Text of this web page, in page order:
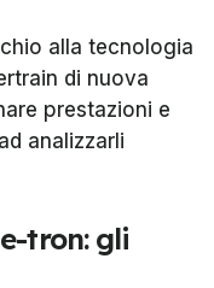
alla tecnologia
di nuova
prestazioni e
analizzarli
tron: gli